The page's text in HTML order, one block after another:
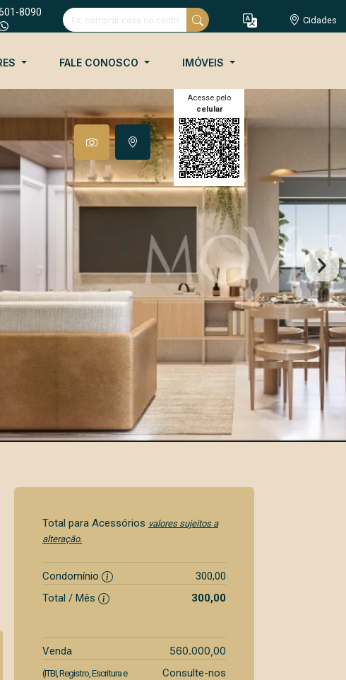
8090
Cidades
FALE CONOSCO IMÓVEIS
Acesse pelo
celular
Total para Acessórios valores sujeitos a
alteração.
Condomínio
300,00
Total / Mês
300,00
Venda 560.000,00
(ITBI, Registro, Escritura e
Consulte-nos